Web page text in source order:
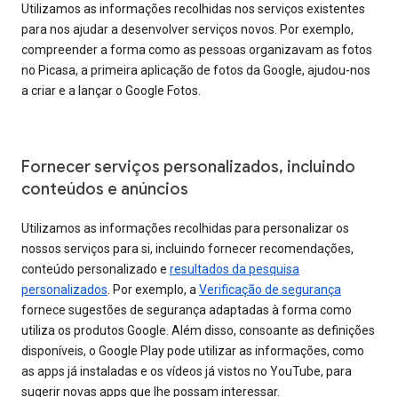
Utilizamos as informações recolhidas nos serviços existentes
para nos ajudar a desenvolver serviços novos. Por exemplo,
compreender a forma como as pessoas organizavam as fotos
no Picasa, a primeira aplicação de fotos da Google, ajudou-nos
a criar e a lançar o Google Fotos.
Fornecer serviços personalizados, incluindo
conteúdos e anúncios
Utilizamos as informações recolhidas para personalizar os
nossos serviços para si, incluindo fornecer recomendações,
conteúdo personalizado e resultados da pesquisa
personalizados . Por exemplo, a Verificação de segurança
fornece sugestões de segurança adaptadas à forma como
utiliza os produtos Google. Além disso, consoante as definições
disponíveis, o Google Play pode utilizar as informações, como
as apps já instaladas e os vídeos já vistos no YouTube, para
sugerir novas apps que lhe possam interessar.